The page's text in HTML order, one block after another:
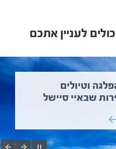
לעניין אתכם
וטיולים
שבאיי סיישל